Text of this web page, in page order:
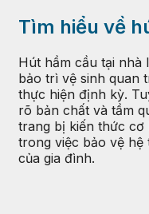
Tìm hiểu về
Hút hầm cầu tại nhà
bảo trì vệ sinh quan
thực hiện định kỳ.
rõ bản chất và tầm
trang bị kiến thức cơ
trong việc bảo vệ
của gia đình.